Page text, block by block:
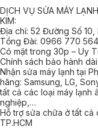
DỊCH VỤ SỬA MÁY
KIM:
Địa chỉ: 52 Đường Số 10,
Tổng Đài: 0966 770
Có mặt trong 30p – Uy
Chính sách bảo hành
Nhận sửa máy lạnh tại
hãng: Samsung, LG,
tất cả các loại máy lạnh
nghiệp,…
Hỗ trợ sửa chữa ở tất cả
TP.HCM